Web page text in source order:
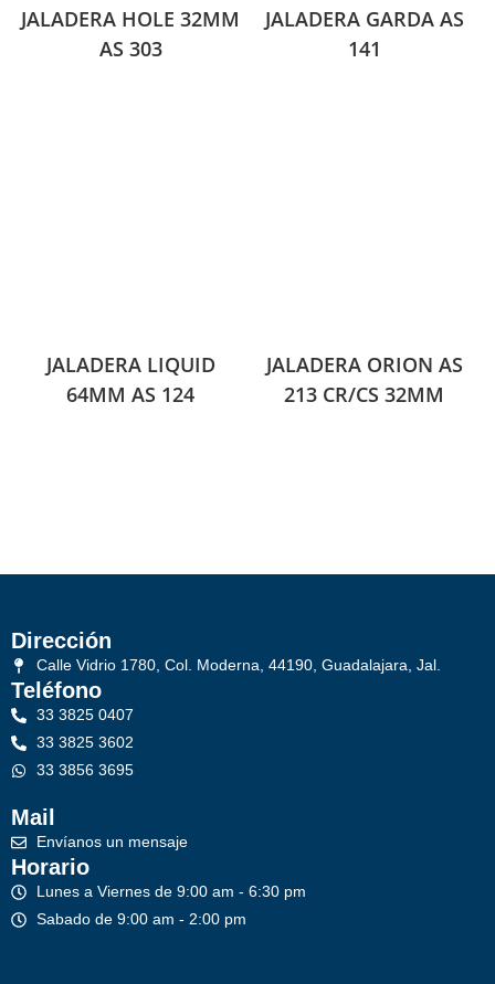
JALADERA HOLE 32MM
AS 303
JALADERA GARDA AS
141
JALADERA LIQUID
64MM AS 124
JALADERA ORION AS
213 CR/CS 32MM
Dirección
Calle Vidrio 1780, Col. Moderna, 44190, Guadalajara, Jal.
Teléfono
33 3825 0407
33 3825 3602
33 3856 3695
Mail
Envíanos un mensaje
Horario
Lunes a Viernes de 9:00 am - 6:30 pm
Sabado de 9:00 am - 2:00 pm